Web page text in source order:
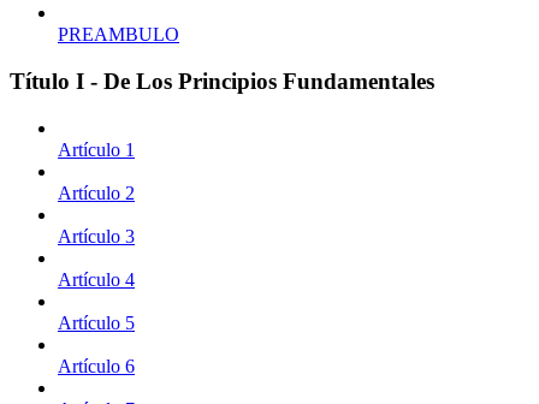
PREAMBULO
Título I - De Los Principios Fundamentales
Artículo 1
Artículo 2
Artículo 3
Artículo 4
Artículo 5
Artículo 6